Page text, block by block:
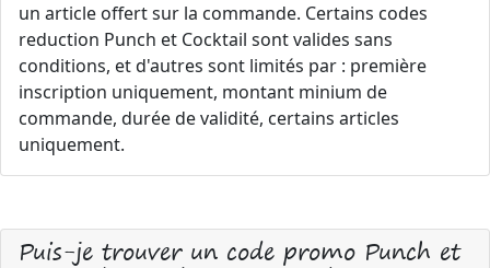
un article offert sur la commande. Certains codes
reduction Punch et Cocktail sont valides sans
conditions, et d'autres sont limités par : première
inscription uniquement, montant minium de
commande, durée de validité, certains articles
uniquement.
Puis-je trouver un code promo Punch et